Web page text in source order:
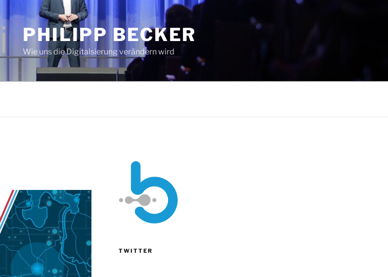
PHILIPP BECKER
Wie uns die Digitalsierung verändern wird
TWITTER